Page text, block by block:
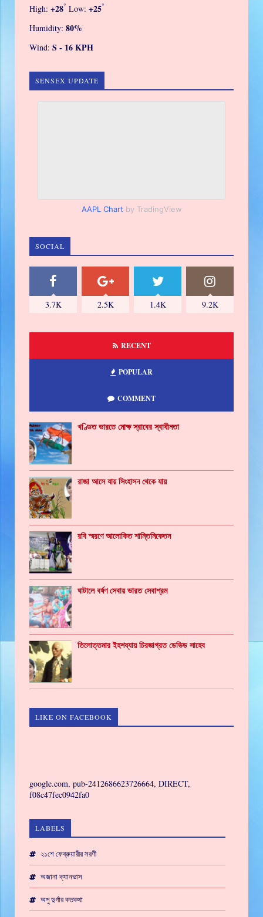
High: +28° Low: +25°
Humidity: 80%
Wind: S - 16 KPH
SENSEX UPDATE
AAPL Chart by TradingView
SOCIAL
3.7K 2.5K 1.4K 9.2K
RECENT
POPULAR
COMMENT
খণ্ডিত ভারতে মোক্ষ স্রাবের স্বাধীনতা
রাজা আসে যায় সিংহাসন থেকে যায়
রবি স্মরণে আলোকিত শান্তিনিকেতন
ঘাটালে বর্ষণ সেবায় ভারত সেবাশ্রম
তিলোত্তমার ইহশয্যায় চিরজাগ্রত ডেভিড সাহেব
LIKE ON FACEBOOK
google.com, pub-2412686623726664, DIRECT,
f08c47fec0942fa0
LABELS
২১শে ফেব্রুয়ারীর সরণী
অজানা ক্যানভাস
অপু দুর্গার কতকথা